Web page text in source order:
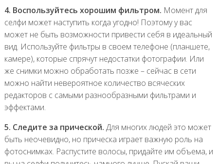
4. Воспользуйтесь хорошим фильтром. Момент для
селфи может наступить когда угодно! Поэтому у вас
может не быть возможности привести себя в идеальный
вид. Используйте фильтры в своем телефоне (планшете,
камере), которые спрячут недостатки фотографии. Или
же снимки можно обработать позже – сейчас в сети
можно найти невероятное количество всяческих
редакторов с самыми разнообразными фильтрами и
эффектами.
5. Следите за прической. Для многих людей это может
быть неочевидно, но прическа играет важную роль на
фотоснимках. Распустите волосы, придайте им объема, и